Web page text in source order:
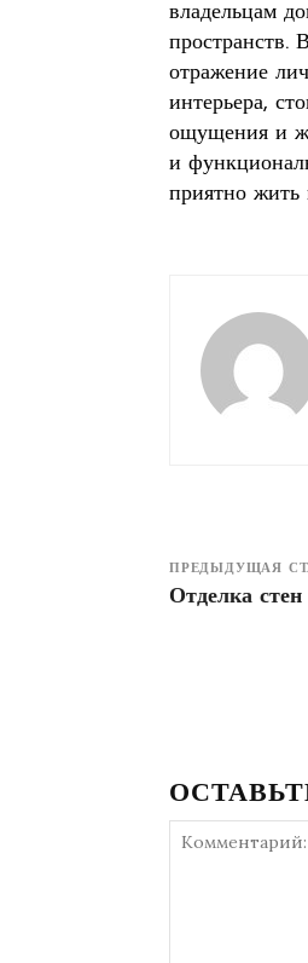
владельцам
пространств.
отражение
интерьера,
ощущения и
и
приятно жить
ПРЕДЫДУЩАЯ
Отделка